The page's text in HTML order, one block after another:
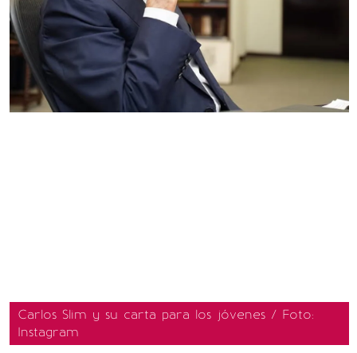
Carlos Slim y su carta para los jóvenes / Foto:
Instagram